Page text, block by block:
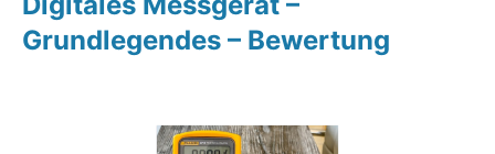
Grundlegendes – Bewertung